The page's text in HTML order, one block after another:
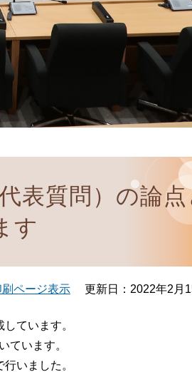
表質問）の論点
す
ページ表示 更新日：2022年2月
ています。
ています。
行いました。